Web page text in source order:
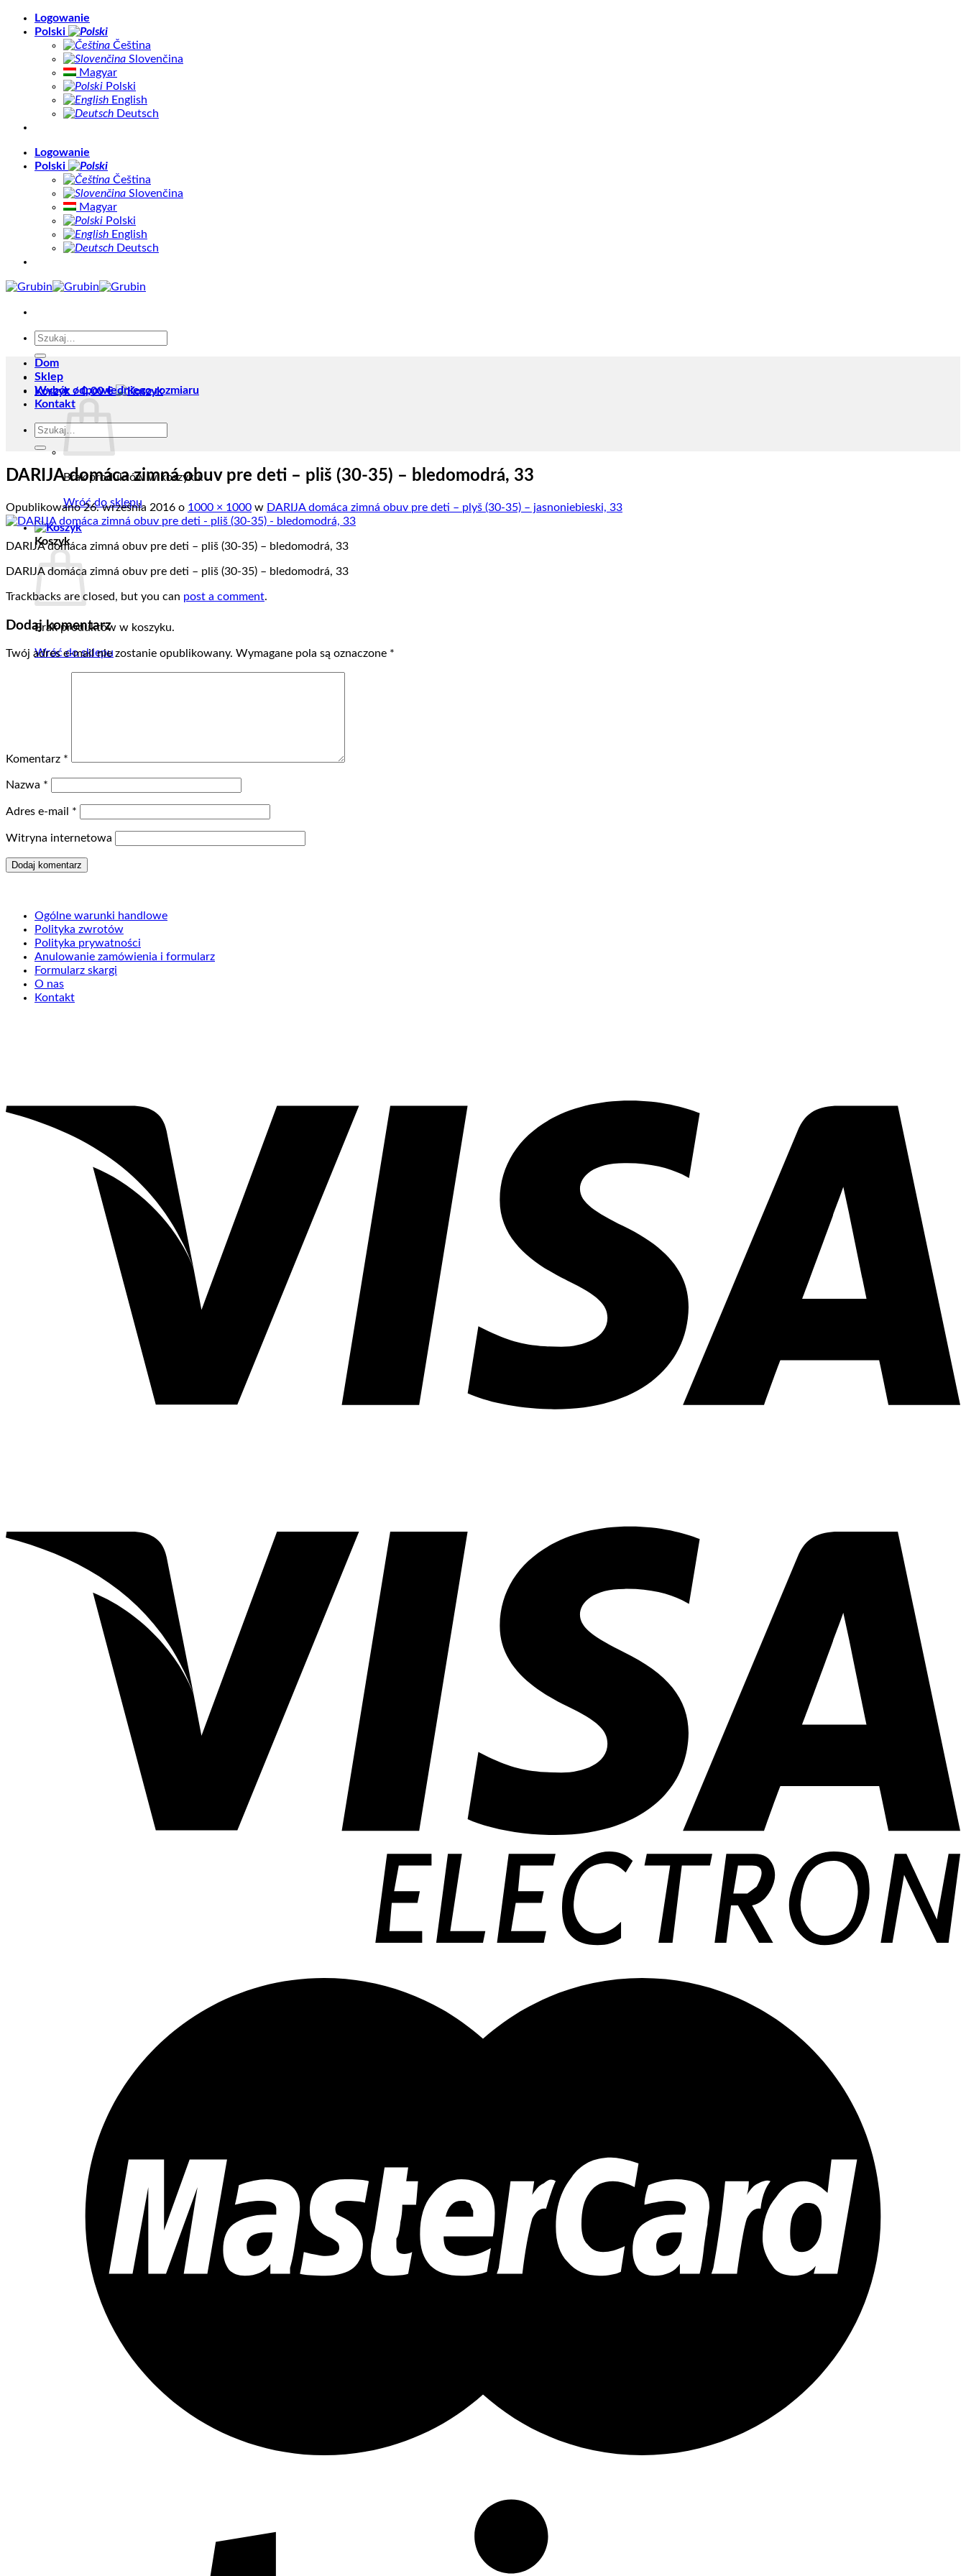
Skip
Logowanie
Polski
Čeština
Slovenčina
Magyar
Polski
English
Deutsch
Logowanie
Polski
Čeština
Slovenčina
Magyar
Polski
English
Deutsch
Szukaj:
Koszyk /0,00€
Brak produktów w koszyku.
Wróć do sklepu
Koszyk
Brak produktów w koszyku.
Wróć do sklepu
Dom
Sklep
Wybór odpowiedniego rozmiaru
Kontakt
Szukaj:
DARIJA domáca zimná obuv pre deti – pliš (30-35) – bledomodrá, 33
Opublikowano26. września 2016 o 1000 × 1000 w DARIJA domáca zimná obuv pre deti – plyš (30-35) – jasnoniebieski, 33
DARIJA domáca zimná obuv pre deti – pliš (30-35) – bledomodrá, 33
DARIJA domáca zimná obuv pre deti – pliš (30-35) – bledomodrá, 33
Trackbacks are closed, but you can post a comment.
Dodaj komentarz
Twój adres e-mail nie zostanie opublikowany. Wymagane pola są oznaczone *
Komentarz *
Nazwa *
Adres e-mail *
Witryna internetowa
Ogólne warunki handlowe
Polityka zwrotów
Polityka prywatności
Anulowanie zamówienia i formularz
Formularz skargi
O nas
Kontakt